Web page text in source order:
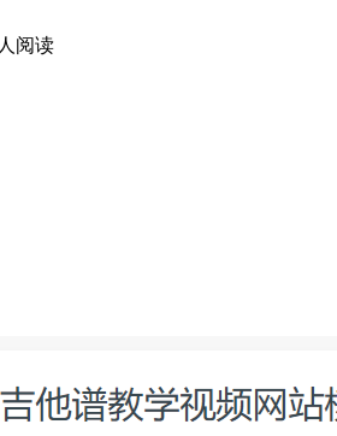
阅读